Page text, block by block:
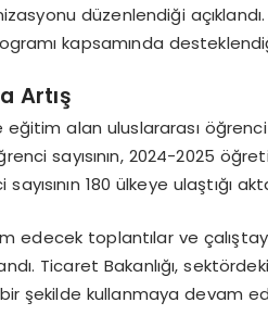
düzenlendiği
kapsamında
Artış
eğitim alan uluslararası öğrenci
sayısının, 2024-2025
180 ülkeye ulaştığı
edecek toplantılar ve
Ticaret Bakanlığı,
şekilde kullanmaya devam